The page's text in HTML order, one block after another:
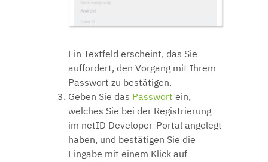
Ein Textfeld erscheint, das Sie
auffordert, den Vorgang mit Ihrem
Passwort zu bestätigen.
Geben Sie das Passwort ein,
welches Sie bei der Registrierung
im netID Developer-Portal angelegt
haben, und bestätigen Sie die
Eingabe mit einem Klick auf